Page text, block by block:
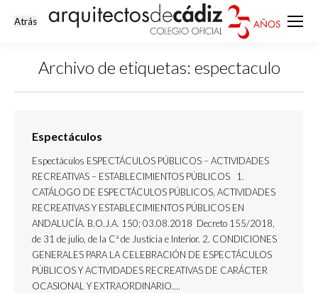
Archivo de etiquetas: espectaculo
Espectáculos
Espectáculos ESPECTÁCULOS PÚBLICOS – ACTIVIDADES
RECREATIVAS – ESTABLECIMIENTOS PÚBLICOS 1.
CATÁLOGO DE ESPECTÁCULOS PÚBLICOS, ACTIVIDADES
RECREATIVAS Y ESTABLECIMIENTOS PÚBLICOS EN
ANDALUCÍA. B.O.J.A. 150; 03.08.2018 Decreto 155/2018,
de 31 de julio, de la Cª de Justicia e Interior. 2. CONDICIONES
GENERALES PARA LA CELEBRACIÓN DE ESPECTÁCULOS
PÚBLICOS Y ACTIVIDADES RECREATIVAS DE CARÁCTER
OCASIONAL Y EXTRAORDINARIO.…